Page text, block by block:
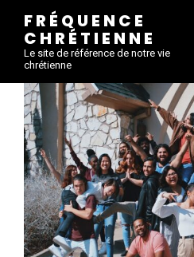
FRÉQUENCE
CHRÉTIENNE
Le site de référence de notre vie
chrétienne